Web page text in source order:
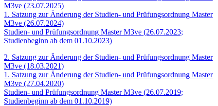
M3ve (23.07.2025)
1. Satzung zur Änderung der Studien- und Prüfungsordnung Master
M3ve (26.07.2024)
Studien- und Prüfungsordnung Master M3ve (26.07.2023;
Studienbeginn ab dem 01.10.2023)
2. Satzung zur Änderung der Studien- und Prüfungsordnung Master
M3ve (18.03.2021)
1. Satzung zur Änderung der Studien- und Prüfungsordnung Master
M3ve (27.04.2020)
Studien- und Prüfungsordnung Master M3ve (26.07.2019;
Studienbeginn ab dem 01.10.2019)